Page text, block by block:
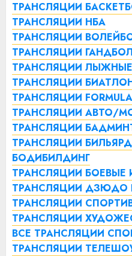
ТРАНСЛЯЦИИ
ТРАНСЛЯЦИИ НБА
ТРАНСЛЯЦИИ
ТРАНСЛЯЦИИ ГАНДБОЛ
ТРАНСЛЯЦИИ
ТРАНСЛЯЦИИ
ТРАНСЛЯЦИИ FORMULA
ТРАНСЛЯЦИИ АВТО/
ТРАНСЛЯЦИИ
ТРАНСЛЯЦИИ БИЛЬЯРД
БОДИБИЛДИНГ
ТРАНСЛЯЦИИ БОЕВЫЕ
ТРАНСЛЯЦИИ ДЗЮДО
ТРАНСЛЯЦИИ
ТРАНСЛЯЦИИ
ВСЕ ТРАНСЛЯЦИИ
ТРАНСЛЯЦИИ